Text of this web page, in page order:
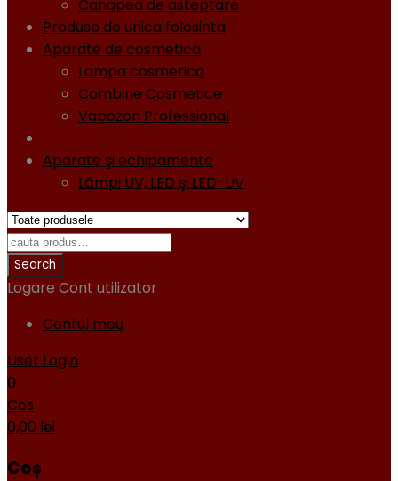
Canapea de asteptare
Produse de unica folosinta
Aparate de cosmetica
Lampa cosmetica
Combine Cosmetice
Vapozon Professional
Aparate şi echipamente
Lămpi UV, LED şi LED-UV
Logare Cont utilizator
Contul meu
User Login
0
Cos
0,00 lei
Coș